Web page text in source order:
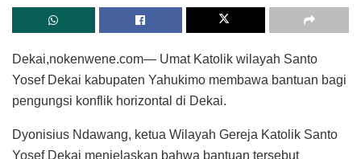
Dekai,nokenwene.com— Umat Katolik wilayah Santo
Yosef Dekai kabupaten Yahukimo membawa bantuan bagi
pengungsi konflik horizontal di Dekai.
Dyonisius Ndawang, ketua Wilayah Gereja Katolik Santo
Yosef Dekai menjelaskan bahwa bantuan tersebut